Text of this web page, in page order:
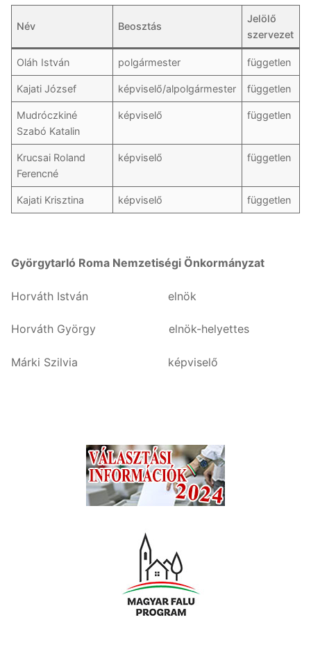
Név Beosztás
Jelölő
szervezet
Oláh István polgármester független
Kajati József képviselő/alpolgármester független
Mudróczkiné
Szabó Katalin
képviselő független
Krucsai Roland
Ferencné
képviselő független
Kajati Krisztina képviselő független
Györgytarló Roma Nemzetiségi Önkormányzat
Horváth István elnök
Horváth György elnök-helyettes
Márki Szilvia képviselő